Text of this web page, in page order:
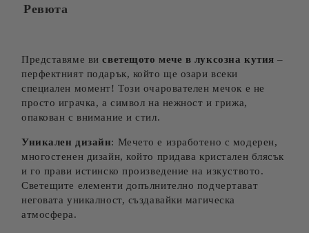
Ревюта
Представяме висветещото мече в луксозна кутия –
перфектният подарък, който ще озари всеки
специален момент! Този очарователен мечок е не
просто играчка, а символ на нежност и грижа,
опакован с внимание и стил.
Уникален дизайн: Мечето е изработено с модерен,
многостенен дизайн, който придава кристален блясък
и го прави истинско произведение на изкуството.
Светещите елементи допълнително подчертават
неговата уникалност, създавайки магическа
атмосфера.